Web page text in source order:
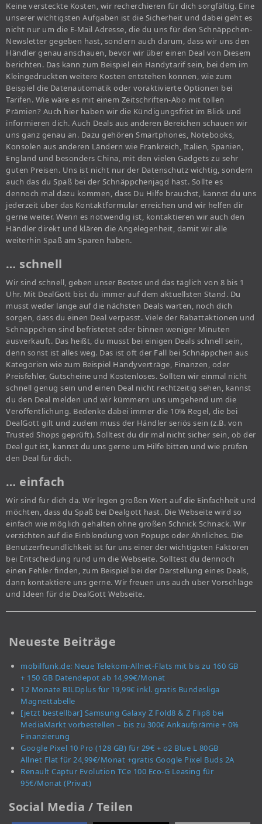
Keine versteckte Kosten, wir recherchieren für dich sorgfältig. Eine
unserer wichtigsten Aufgaben ist die Sicherheit und dabei geht es
nicht nur um die E-Mail Adresse, die du uns für den Schnäppchen-
Newsletter gegeben hast, sondern auch darum, dass wir uns den
Händler genau anschauen, bevor wir über einen Deal von Diesem
berichten. Das kann zum Beispiel ein Handytarif sein, bei dem im
Kleingedruckten weitere Kosten entstehen können, wie zum
Beispiel die Datenautomatik oder voraktivierte Optionen bei
Tarifen. Wie wäre es mit einem Zeitschriften-Abo mit tollen
Prämien? Auch hier haben wir die Kündigungsfrist im Blick und
informieren dich. Auch Deals aus anderen Bereichen schauen wir
uns ganz genau an. Dazu gehören Smartphones, Notebooks,
Konsolen aus anderen Ländern wie Frankreich, Italien, Spanien,
England und besonders China, mit den vielen Gadgets zu sehr
guten Preisen. Uns ist nicht nur der Datenschutz wichtig, sondern
auch das du Spaß bei der Schnäppchenjagd hast. Sollte es
dennoch mal dazu kommen, dass Du Hilfe brauchst, kannst du uns
jederzeit über das Kontaktformular erreichen und wir helfen dir
gerne weiter. Wenn es notwendig ist, kontaktieren wir auch den
Händler direkt und klären die Angelegenheit, damit wir alle
weiterhin Spaß am Sparen haben.
… schnell
Wir sind schnell, geben unser Bestes und das täglich von 8 bis 1
Uhr. Mit DealGott bist du immer auf dem aktuellsten Stand. Du
musst weder lange auf die nächsten Deals warten, noch dich
sorgen, dass du einen Deal verpasst. Viele der Rabattaktionen und
Schnäppchen sind befristetet oder binnen weniger Minuten
ausverkauft. Das heißt, du musst bei einigen Deals schnell sein,
denn sonst ist alles weg. Das ist oft der Fall bei Schnäppchen aus
Kategorien wie zum Beispiel Handyverträge, Finanzen, oder
Preisfehler, Gutscheine und Kostenloses. Sollten wir einmal nicht
schnell genug sein und einen Deal nicht rechtzeitig sehen, kannst
du den Deal melden und wir kümmern uns umgehend um die
Veröffentlichung. Bedenke dabei immer die 10% Regel, die bei
DealGott gilt und zudem muss der Händler seriös sein (z.B. von
Trusted Shops geprüft). Solltest du dir mal nicht sicher sein, ob der
Deal gut ist, kannst du uns gerne um Hilfe bitten und wie prüfen
den Deal für dich.
… einfach
Wir sind für dich da. Wir legen großen Wert auf die Einfachheit und
möchten, dass du Spaß bei Dealgott hast. Die Webseite wird so
einfach wie möglich gehalten ohne großen Schnick Schnack. Wir
verzichten auf die Einblendung von Popups oder Ähnliches. Die
Benutzerfreundlichkeit ist für uns einer der wichtigsten Faktoren
bei Entscheidung rund um die Webseite. Solltest du dennoch
einen Fehler finden, zum Beispiel bei der Darstellung eines Deals,
dann kontaktiere uns gerne. Wir freuen uns auch über Vorschläge
und Ideen für die DealGott Webseite.
Neueste Beiträge
mobilfunk.de: Neue Telekom-Allnet-Flats mit bis zu 160 GB
+ 150 GB Datendepot ab 14,99€/Monat
12 Monate BILDplus für 19,99€ inkl. gratis Bundesliga
Magnettabelle
[jetzt bestellbar] Samsung Galaxy Z Fold8 & Z Flip8 bei
MediaMarkt vorbestellen – bis zu 300€ Ankaufprämie + 0%
Finanzierung
Google Pixel 10 Pro (128 GB) für 29€ + o2 Blue L 80GB
Allnet Flat für 24,99€/Monat +gratis Google Pixel Buds 2A
Renault Captur Evolution TCe 100 Eco-G Leasing für
95€/Monat (Privat)
Social Media / Teilen